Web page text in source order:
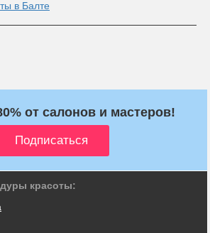
в Балте
от салонов и мастеров!
красоты: